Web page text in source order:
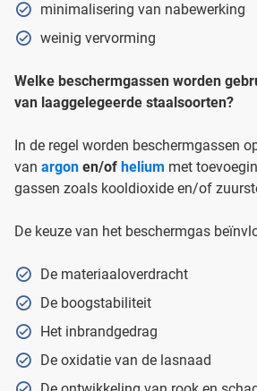
minimalisering van nabewerking
weinig vervorming
Welke beschermgassen worden
van laaggelegeerde staalsoorten?
In de regel worden beschermgassen
van argon en/of helium met
gassen zoals kooldioxide en/of
De keuze van het beschermgas
De materiaaloverdracht
De boogstabiliteit
Het inbrandgedrag
De oxidatie van de lasnaad